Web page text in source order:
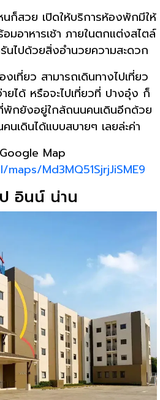
ก็สวย เปิดให้บริการห้องพักมีให้
มอาหารเช้า ภายในตกแต่งสไตล์
ไปด้วยสิ่งอำนวยความสะดวก
เที่ยว สามารถเดินทางไปเที่ยว
ยได้ หรือจะไปเที่ยวที่ ปางอุ๋ง ก็
กยังอยู่ใกล้ถนนคนเดินอีกด้วย
นเดินได้แบบสบายๆ เลยล่ะค่า
Google Map
Md3MQ51SjrjJiSME9
อินน์ น่าน